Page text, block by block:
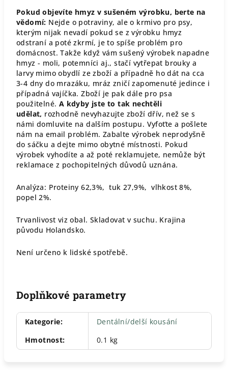
Pokud objevíte hmyz v sušeném výrobku, berte na
vědomí: Nejde o potraviny, ale o krmivo pro psy,
kterým nijak nevadí pokud se z výrobku hmyz
odstraní a poté zkrmí, je to spíše problém pro
domácnost. Takže když vám sušený výrobek napadne
hmyz - moli, potemníci aj., stačí vytřepat brouky a
larvy mimo obydlí ze zboží a případně ho dát na cca
3-4 dny do mrazáku, mráz zničí zapomenuté jedince i
případná vajíčka. Zboží je pak dále pro psa
použitelné. A kdyby jste to tak nechtěli
udělat, rozhodně nevyhazujte zboží dřív, než se s
námi domluvite na dalším postupu. Vyfoťte a pošlete
nám na email problém. Zabalte výrobek neprodyšně
do sáčku a dejte mimo obytné místnosti. Pokud
výrobek vyhodíte a až poté reklamujete, nemůže být
reklamace z pochopitelných důvodů uznána.
Analýza: Proteiny 62,3%, tuk 27,9%, vlhkost 8%,
popel 2%.
Trvanlivost viz obal. Skladovat v suchu. Krajina
původu Holandsko.
Není určeno k lidské spotřebě.
Doplňkové parametry
Kategorie:
Dentální/delší kousání
Hmotnost: 0.1 kg